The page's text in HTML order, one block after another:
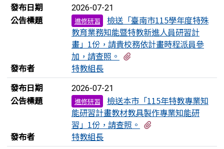
發布日期
2026-07-21
公告標題 進修研習
檢送「臺南市115學年度特殊
教育業務知能暨特教新進人員研習計
畫」1份，請貴校務依計畫時程派員參
加，請查照。
發布者
特教組長
發布日期
2026-07-21
公告標題 進修研習
檢送本市「115年特教專業知
能研習計畫教材教具製作專業知能研
習」1份，請查照。
發布者
特教組長